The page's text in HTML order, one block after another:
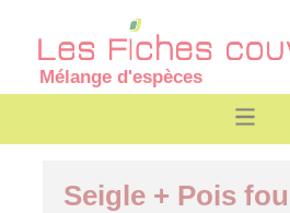
Mélange d'espèces
Seigle + Pois